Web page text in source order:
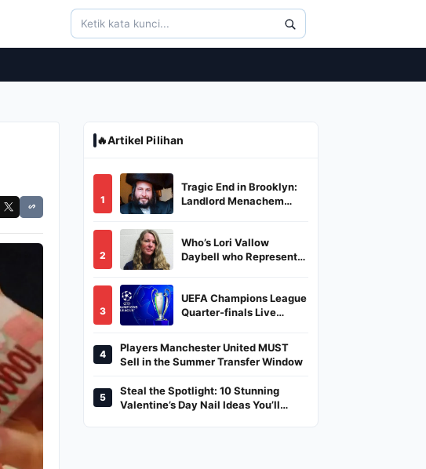
🔥Artikel Pilihan
1
Tragic End in Brooklyn:
Landlord Menachem
Burned in a Dumpster
2
Who’s Lori Vallow
Daybell who Represents
3
UEFA Champions League
Quarter-finals Live
And Where To Watch
4
Players Manchester United MUST
Sell in the Summer Transfer Window
5
Steal the Spotlight: 10 Stunning
Valentine’s Day Nail Ideas You’ll